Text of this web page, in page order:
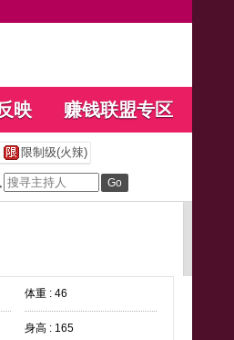
映 赚钱联盟专区
限制级(火辣)
体重 : 46
身高 : 165